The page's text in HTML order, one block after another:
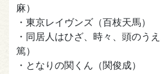
麻
・東京レイヴンズ（百枝天馬）
・同居人はひざ、時々、頭のう
篤）
・となりの関くん（関俊成）